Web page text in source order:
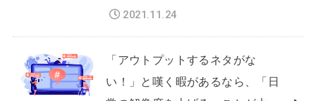
2021.11.24
「アウトプットするネタがな
い！」と嘆く暇があるなら、「日